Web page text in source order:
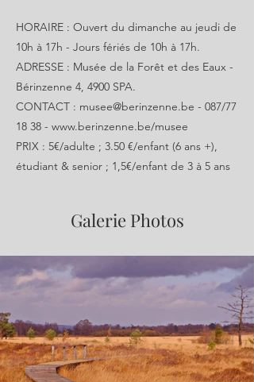
HORAIRE : Ouvert du dimanche au jeudi de
10h à 17h - Jours fériés de 10h à 17h.
ADRESSE : Musée de la Forêt et des Eaux -
Bérinzenne 4, 4900 SPA.
CONTACT : musee@berinzenne.be - 087/77
18 38 - www.berinzenne.be/musee
PRIX : 5€/adulte ; 3.50 €/enfant (6 ans +),
étudiant & senior ; 1,5€/enfant de 3 à 5 ans
Galerie Photos